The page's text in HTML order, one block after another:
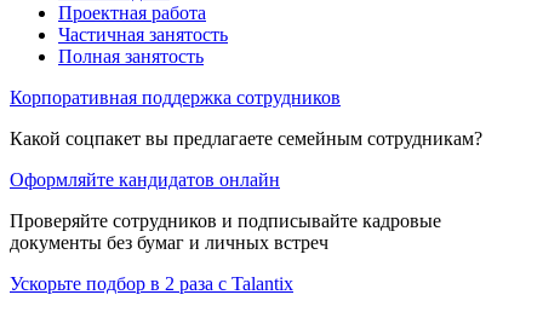
Проектная работа
Частичная занятость
Полная занятость
Корпоративная поддержка сотрудников
Какой соцпакет вы предлагаете семейным сотрудникам?
Оформляйте кандидатов онлайн
Проверяйте сотрудников и подписывайте кадровые
документы без бумаг и личных встреч
Ускорьте подбор в 2 раза с Talantix